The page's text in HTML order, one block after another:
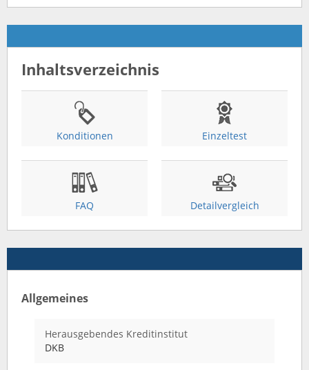
Inhaltsverzeichnis
Konditionen Einzeltest
FAQ Detailvergleich
Allgemeines
Herausgebendes Kreditinstitut
DKB